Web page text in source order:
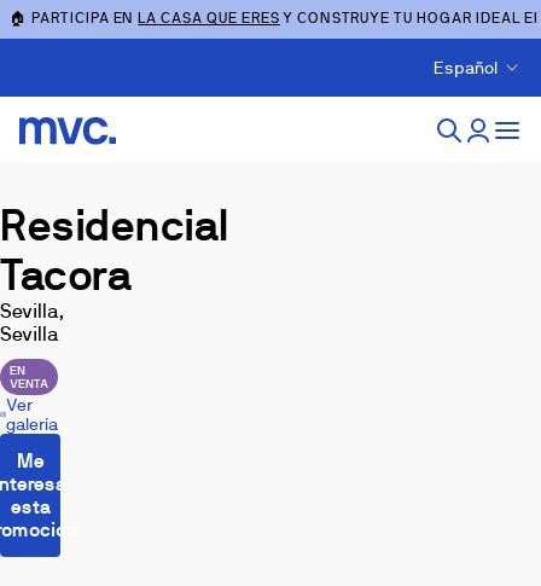
🏠 PARTICIPA ENLA CASA QUE ERES Y CONSTRUYE TU HOGAR IDEAL
Español
Residencial
Tacora
Sevilla,
Sevilla
EN
VENTA
Ver
galería
Me
esta